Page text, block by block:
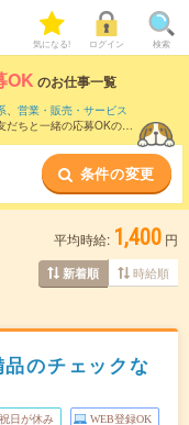
気になる! ログイン 検索
OK のお仕事一覧
、 営業・販売・サービス
だちと一緒の応募OKの条
条件の変更
平均時給: 1,400 円
新着順 時給順
のチェックな
日が休み WEB登録OK